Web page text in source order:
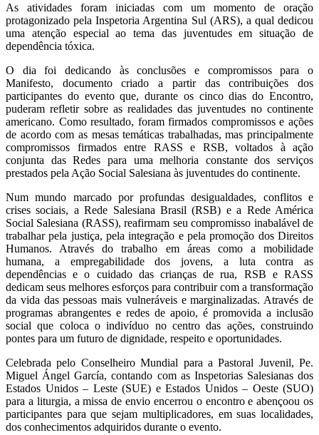
As atividades foram iniciadas com um momento de oração
protagonizado pela Inspetoria Argentina Sul (ARS), a qual dedicou
uma atenção especial ao tema das juventudes em situação de
dependência tóxica.
O dia foi dedicando às conclusões e compromissos para o
Manifesto, documento criado a partir das contribuições dos
participantes do evento que, durante os cinco dias do Encontro,
puderam refletir sobre as realidades das juventudes no continente
americano. Como resultado, foram firmados compromissos e ações
de acordo com as mesas temáticas trabalhadas, mas principalmente
compromissos firmados entre RASS e RSB, voltados à ação
conjunta das Redes para uma melhoria constante dos serviços
prestados pela Ação Social Salesiana às juventudes do continente.
Num mundo marcado por profundas desigualdades, conflitos e
crises sociais, a Rede Salesiana Brasil (RSB) e a Rede América
Social Salesiana (RASS), reafirmam seu compromisso inabalável de
trabalhar pela justiça, pela integração e pela promoção dos Direitos
Humanos. Através do trabalho em áreas como a mobilidade
humana, a empregabilidade dos jovens, a luta contra as
dependências e o cuidado das crianças de rua, RSB e RASS
dedicam seus melhores esforços para contribuir com a transformação
da vida das pessoas mais vulneráveis e marginalizadas. Através de
programas abrangentes e redes de apoio, é promovida a inclusão
social que coloca o indivíduo no centro das ações, construindo
pontes para um futuro de dignidade, respeito e oportunidades.
Celebrada pelo Conselheiro Mundial para a Pastoral Juvenil, Pe.
Miguel Ángel García, contando com as Inspetorias Salesianas dos
Estados Unidos – Leste (SUE) e Estados Unidos – Oeste (SUO)
para a liturgia, a missa de envio encerrou o encontro e abençoou os
participantes para que sejam multiplicadores, em suas localidades,
dos conhecimentos adquiridos durante o evento.